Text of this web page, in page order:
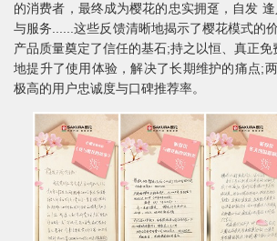
的消费者，最终成为樱花的忠实拥趸，自发
与服务......这些反馈清晰地揭示了樱花模式的
产品质量奠定了信任的基石;持之以恒、真正
地提升了使用体验，解决了长期维护的痛点;
极高的用户忠诚度与口碑推荐率。